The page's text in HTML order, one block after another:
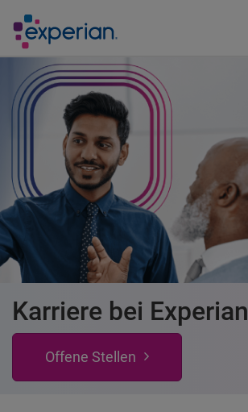
Karriere bei Experian
Offene Stellen